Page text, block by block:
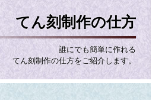
てん刻制作の仕方
誰にでも簡単に作れる
てん刻制作の仕方をご紹介します。